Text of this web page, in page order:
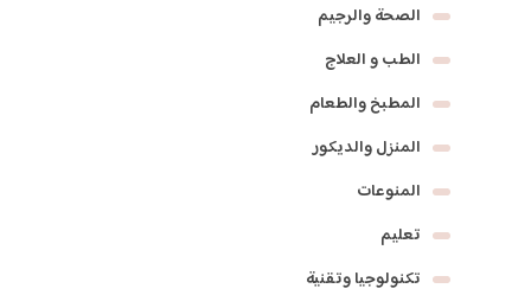
الصحة والرجيم
الطب و العلاج
المطبخ والطعام
المنزل والديكور
المنوعات
تعليم
تكنولوجيا وتقنية